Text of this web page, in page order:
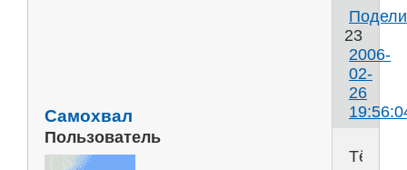
23
2006-
02-
26
Самохвал
Пользователь